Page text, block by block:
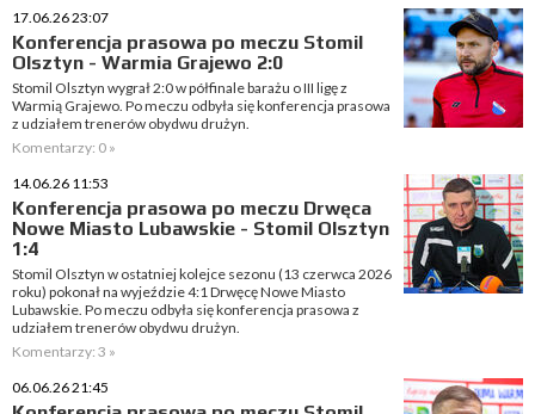
17.06.26 23:07
Konferencja prasowa po meczu Stomil
Olsztyn - Warmia Grajewo 2:0
Stomil Olsztyn wygrał 2:0 w półfinale barażu o III ligę z
Warmią Grajewo. Po meczu odbyła się konferencja prasowa
z udziałem trenerów obydwu drużyn.
Komentarzy: 0 »
14.06.26 11:53
Konferencja prasowa po meczu Drwęca
Nowe Miasto Lubawskie - Stomil Olsztyn
1:4
Stomil Olsztyn w ostatniej kolejce sezonu (13 czerwca 2026
roku) pokonał na wyjeździe 4:1 Drwęcę Nowe Miasto
Lubawskie. Po meczu odbyła się konferencja prasowa z
udziałem trenerów obydwu drużyn.
Komentarzy: 3 »
06.06.26 21:45